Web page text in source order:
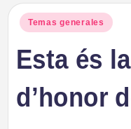
Publicado
Temas generales
Esta és
d’honor